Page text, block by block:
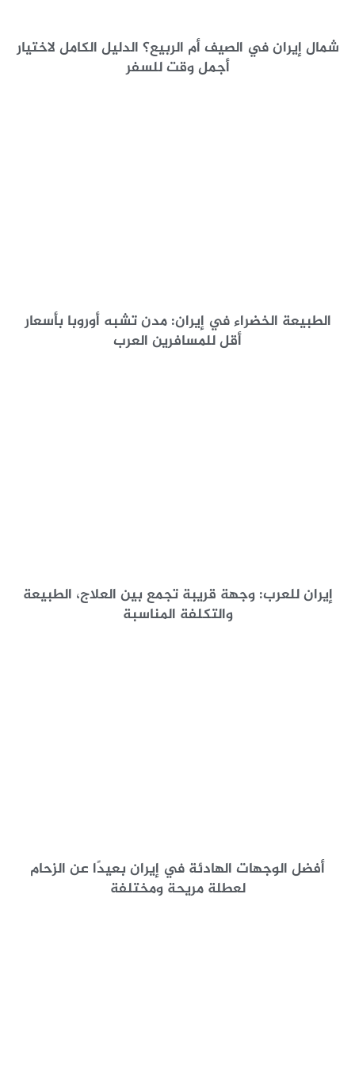
شمال إيران في الصيف أم الربيع؟ الدليل الكامل لاختيار
أجمل وقت للسفر
الطبيعة الخضراء في إيران: مدن تشبه أوروبا بأسعار
أقل للمسافرين العرب
إيران للعرب: وجهة قريبة تجمع بين العلاج، الطبيعة
والتكلفة المناسبة
أفضل الوجهات الهادئة في إيران بعيدًا عن الزحام
لعطلة مريحة ومختلفة